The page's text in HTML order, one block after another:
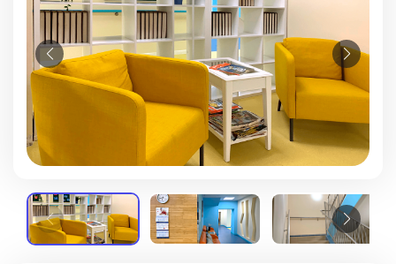
Новости
Контакты